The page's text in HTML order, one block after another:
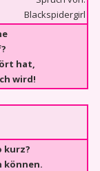
Blackspidergirl
hat,
wird!
kurz?
können.